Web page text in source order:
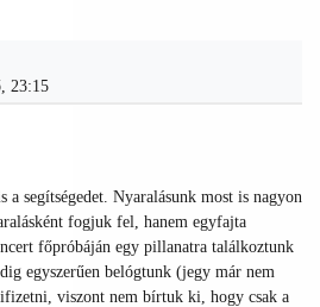
23:15
a segítségedet. Nyaralásunk most is nagyon
fogjuk fel, hanem egyfajta
főpróbáján egy pillanatra találkoztunk
egyszerűen belógtunk (jegy már nem
viszont nem bírtuk ki, hogy csak a